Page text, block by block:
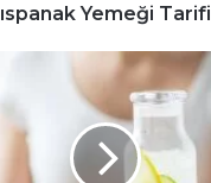
ıspanak Yemeği Tarifi